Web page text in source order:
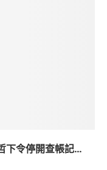
令停開查帳記...